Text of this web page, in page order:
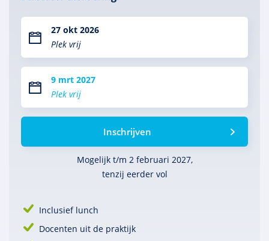
27 okt 2026
Plek vrij
9 mrt 2027
Plek vrij
Inschrijven
Mogelijk t/m 2 februari 2027,
tenzij eerder vol
Inclusief lunch
Docenten uit de praktijk